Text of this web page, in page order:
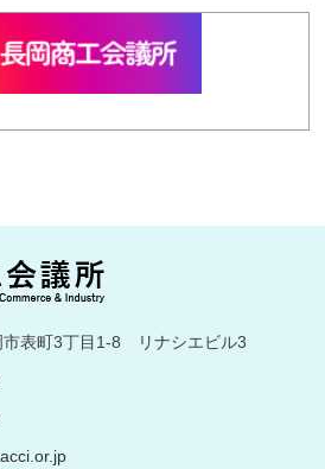
表町3丁目1-8 リナシエビル3